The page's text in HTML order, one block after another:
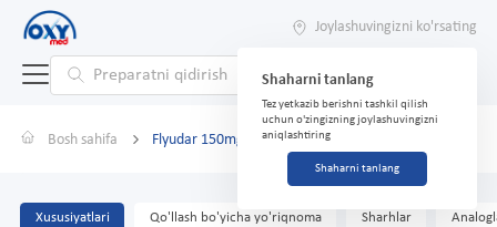
Joylashuvingizni ko'rsating
Shaharni tanlang
Tez yetkazib berishni tashkil qilish
uchun o'zingizning joylashuvingizni
aniqlashtiring
Shaharni tanlang
Bosh sahifa Flyudar 150mg №1 kapsulalar
Xususiyatlari Qo'llash bo'yicha yo'riqnoma Sharhlar